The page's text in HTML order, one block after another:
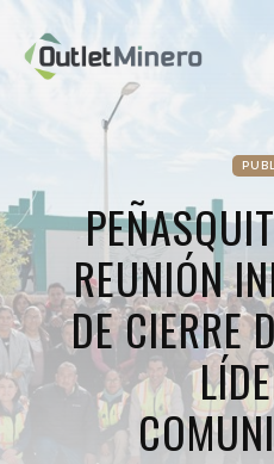
REUNIÓN
DE CIERRE